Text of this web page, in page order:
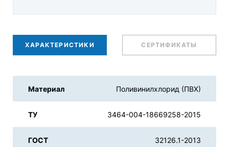
ХАРАКТЕРИСТИКИ СЕРТИФИКАТЫ
Материал Поливинилхлорид (ПВХ)
ТУ 3464-004-18669258-2015
ГОСТ 32126.1-2013